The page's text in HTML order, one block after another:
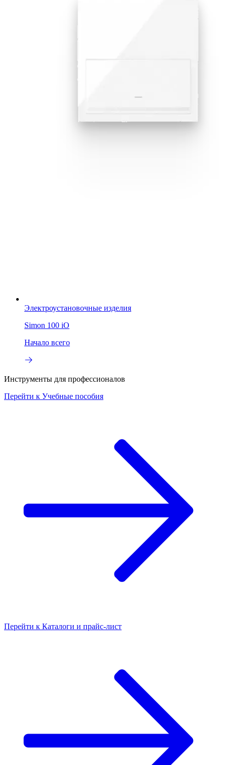
Электроустановочные изделия
Simon 100 iO
Начало всего
Инструменты для профессионалов
Перейти к Учебные пособия
Перейти к Каталоги и прайс-лист